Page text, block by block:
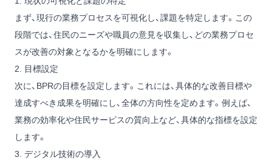
まず、現行の業務プロセスを可視化し、課題を特定します。この
段階では、住民のニーズや職員の意見を収集し、どの業務プロセ
スが改善の対象となるかを明確にします。
2. 目標設定
次に、BPRの目標を設定します。これには、具体的な改善目標や
達成すべき成果を明確にし、全体の方向性を定めます。例えば、
業務の効率化や住民サービスの質向上など、具体的な指標を設定
します。
3. デジタル技術の導入